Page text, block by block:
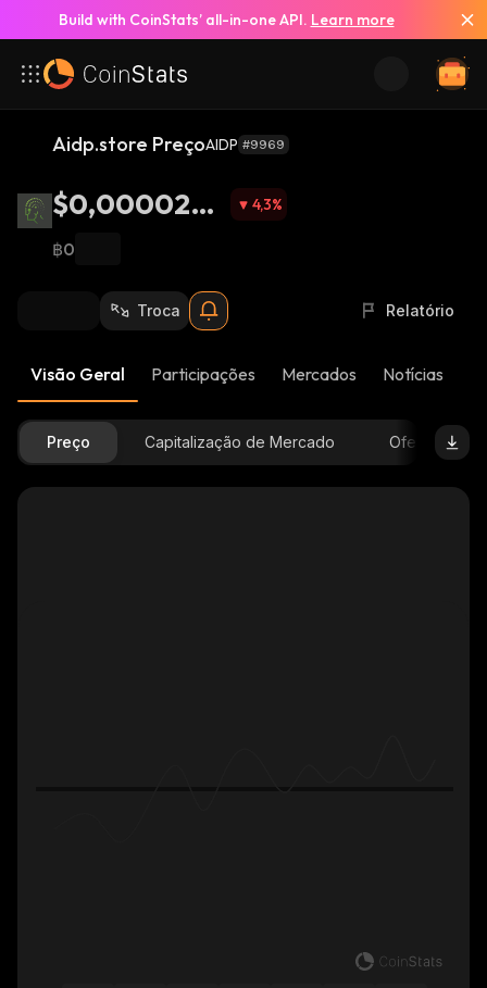
Build with CoinStats’ all-in-one API. Learn more
Aidp.store PreçoAIDP #9969
$0,0000221
8
4,3%
฿0
Troca Relatório
Visão Geral Participações Mercados Notícias
Preço Capitalização de Mercado Oferta